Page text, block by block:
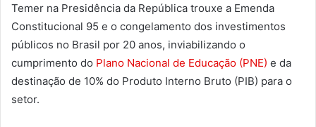
Temer na Presidência da República trouxe a Emenda
Constitucional 95 e o congelamento dos investimentos
públicos no Brasil por 20 anos, inviabilizando o
cumprimento do Plano Nacional de Educação (PNE) e da
destinação de 10% do Produto Interno Bruto (PIB) para o
setor.